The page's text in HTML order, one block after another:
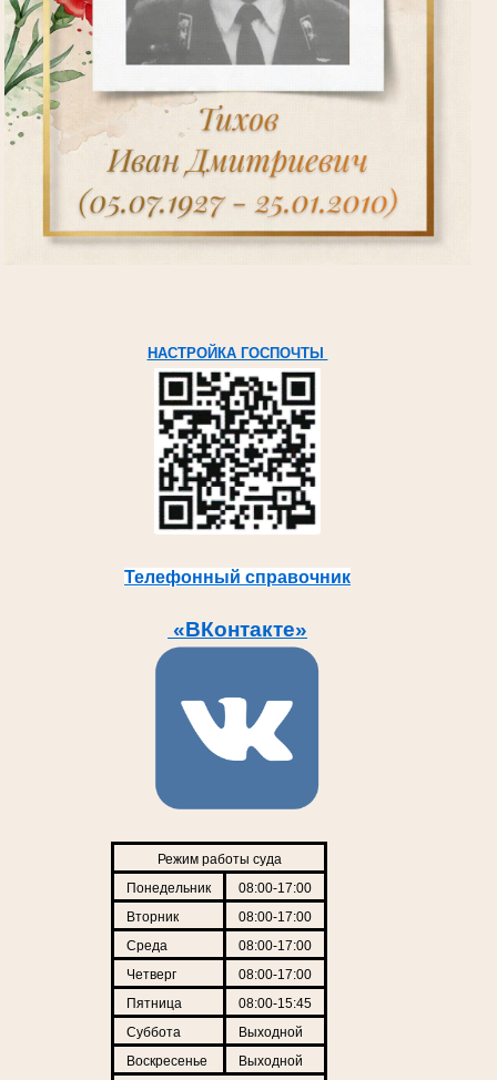
НАСТРОЙКА ГОСПОЧТЫ
Телефонный справочник
«ВКонтакте»
Режим работы суда
Понедельник
08:00-17:00
Вторник
08:00-17:00
Среда
08:00-17:00
Четверг
08:00-17:00
Пятница
08:00-15:45
Суббота
Выходной
Воскресенье
Выходной